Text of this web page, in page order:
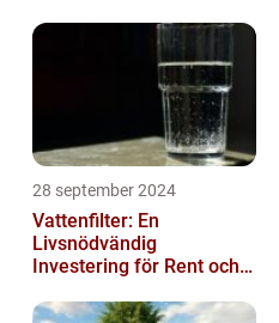
28 september 2024
Vattenfilter: En
Livsnödvändig
Investering för Rent och